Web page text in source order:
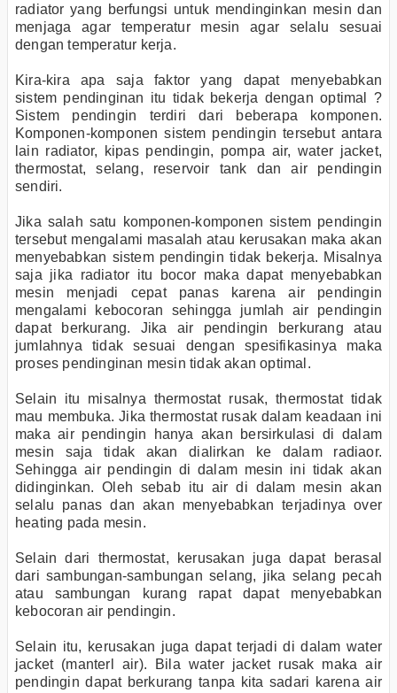
radiator yang berfungsi untuk mendinginkan mesin dan
menjaga agar temperatur mesin agar selalu sesuai
dengan temperatur kerja.
Kira-kira apa saja faktor yang dapat menyebabkan
sistem pendinginan itu tidak bekerja dengan optimal ?
Sistem pendingin terdiri dari beberapa komponen.
Komponen-komponen sistem pendingin tersebut antara
lain radiator, kipas pendingin, pompa air, water jacket,
thermostat, selang, reservoir tank dan air pendingin
sendiri.
Jika salah satu komponen-komponen sistem pendingin
tersebut mengalami masalah atau kerusakan maka akan
menyebabkan sistem pendingin tidak bekerja. Misalnya
saja jika radiator itu bocor maka dapat menyebabkan
mesin menjadi cepat panas karena air pendingin
mengalami kebocoran sehingga jumlah air pendingin
dapat berkurang. Jika air pendingin berkurang atau
jumlahnya tidak sesuai dengan spesifikasinya maka
proses pendinginan mesin tidak akan optimal.
Selain itu misalnya thermostat rusak, thermostat tidak
mau membuka. Jika thermostat rusak dalam keadaan ini
maka air pendingin hanya akan bersirkulasi di dalam
mesin saja tidak akan dialirkan ke dalam radiaor.
Sehingga air pendingin di dalam mesin ini tidak akan
didinginkan. Oleh sebab itu air di dalam mesin akan
selalu panas dan akan menyebabkan terjadinya over
heating pada mesin.
Selain dari thermostat, kerusakan juga dapat berasal
dari sambungan-sambungan selang, jika selang pecah
atau sambungan kurang rapat dapat menyebabkan
kebocoran air pendingin.
Selain itu, kerusakan juga dapat terjadi di dalam water
jacket (manterl air). Bila water jacket rusak maka air
pendingin dapat berkurang tanpa kita sadari karena air